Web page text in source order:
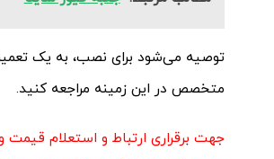
توصیه می‌شود برای نصب، به یک
متخصص در این زمینه مراجعه کنید.
جهت برقراری ارتباط و استعلام قیمت